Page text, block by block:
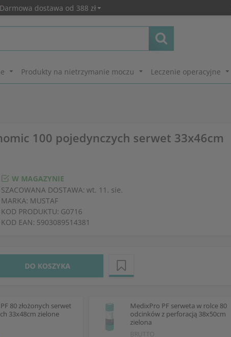
Darmowa dostawa od 388 zł
Produkty na nietrzymanie moczu Leczenie operacyjne
100 pojedynczych serwet 33x46cm
W MAGAZYNIE
SZACOWANA DOSTAWA: wt. 11. sie.
MARKA: MUSTAF
KOD PRODUKTU: G0716
KOD EAN: 5903089514381
DO KOSZYKA
80 złożonych serwet
33x48cm zielone
MedixPro PF serweta w rolce 80
odcinków z perforacją 38x50cm
zielona
BRUTTO